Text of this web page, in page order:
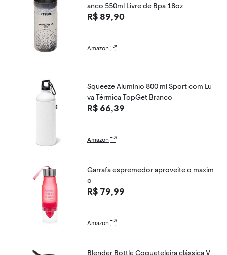
anco 550ml Livre de Bpa 18oz
R$ 89,90
Amazon
Squeeze Alumínio 800 ml Sport com Lu
va Térmica TopGet Branco
R$ 66,39
Amazon
Garrafa espremedor aproveite o maxim
o
R$ 79,99
Amazon
Blender Bottle Coqueteleira clássica V